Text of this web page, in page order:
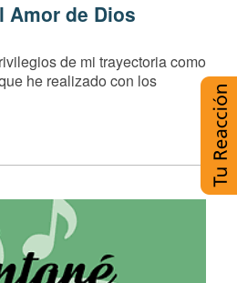
Amor de Dios
de mi trayectoria como
he realizado con los